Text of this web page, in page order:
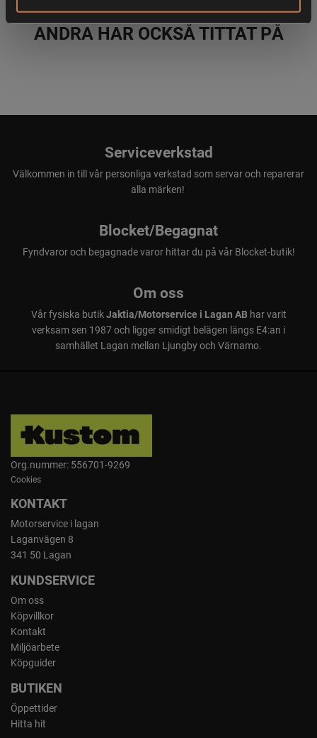
ANDRA HAR OCKSÅ TITTAT PÅ
Serviceverkstad
Välkommen in till vår personliga verkstad som servar och reparerar
alla märken!
Blocket/Begagnat
Fyndvaror och begagnade varor hittar du på vår Blocket-butik!
Om oss
Vår fysiska butikJaktia/Motorservice i Lagan ABhar varit
verksam sen 1987 och ligger smidigt belägen längs E4:an i
samhället Lagan mellan Ljungby och Värnamo.
Org.nummer: 556701-9269
Cookies
KONTAKT
Motorservice i lagan
Laganvägen 8
341 50 Lagan
KUNDSERVICE
Om oss
Köpvillkor
Kontakt
Miljöarbete
Köpguider
BUTIKEN
Öppettider
Hitta hit